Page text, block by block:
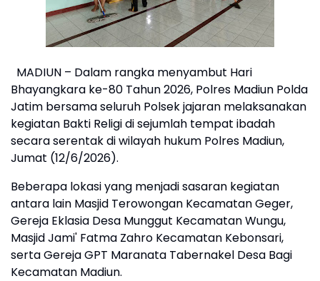
MADIUN – Dalam rangka menyambut Hari
Bhayangkara ke-80 Tahun 2026, Polres Madiun Polda
Jatim bersama seluruh Polsek jajaran melaksanakan
kegiatan Bakti Religi di sejumlah tempat ibadah
secara serentak di wilayah hukum Polres Madiun,
Jumat (12/6/2026).
Beberapa lokasi yang menjadi sasaran kegiatan
antara lain Masjid Terowongan Kecamatan Geger,
Gereja Eklasia Desa Munggut Kecamatan Wungu,
Masjid Jami' Fatma Zahro Kecamatan Kebonsari,
serta Gereja GPT Maranata Tabernakel Desa Bagi
Kecamatan Madiun.